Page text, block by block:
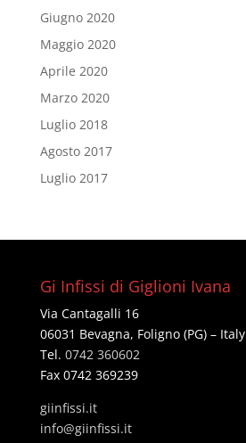
Giugno 2020
Maggio 2020
Aprile 2020
Marzo 2020
Luglio 2018
Agosto 2017
Luglio 2017
Gi Infissi di Giglioni Ivana
Via Cantagalli 16
06031 Bevagna, Foligno (PG) – Italy
Tel. 0742 360602
Fax 0742 369239
giinfissi.it
ti.issifniig
@ofni